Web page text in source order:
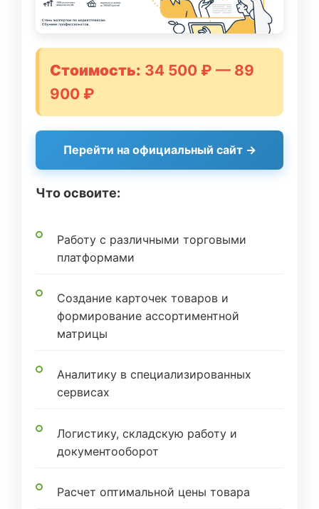
Стоимость: 34 500 ₽ — 89
900 ₽
Перейти на официальный сайт →
Что освоите:
Работу с различными торговыми
платформами
Создание карточек товаров и
формирование ассортиментной
матрицы
Аналитику в специализированных
сервисах
Логистику, складскую работу и
документооборот
Расчет оптимальной цены товара